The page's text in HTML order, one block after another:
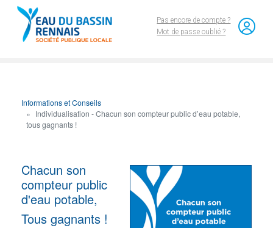
Pas encore de compte ?
Mot de passe oublié ?
Informations et Conseils
Individualisation - Chacun son compteur public d’eau potable,
tous gagnants !
Chacun son
compteur public
d'eau potable,
Tous gagnants !